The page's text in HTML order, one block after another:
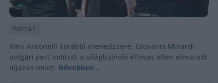
Forma 1
Kimi Antonelli korábbi menedzsere, Giovanni Minardi
polgári pert indított a világbajnoki éllovas ellen elmaradt
díjazás miatt. Bővebben...